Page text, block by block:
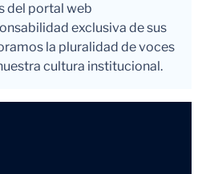
del portal web
exclusiva de sus
la pluralidad de voces
cultura institucional.